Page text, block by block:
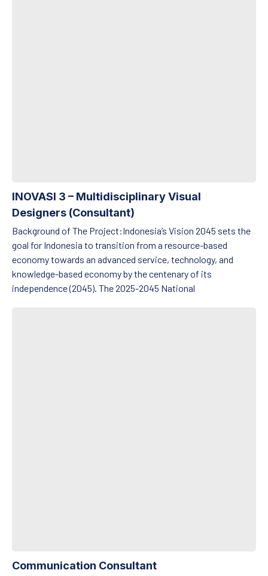
INOVASI 3 – Multidisciplinary Visual
Designers (Consultant)
Background of The Project:Indonesia’s Vision 2045 sets the
goal for Indonesia to transition from a resource-based
economy towards an advanced service, technology, and
knowledge-based economy by the centenary of its
independence (2045). The 2025-2045 National
Communication Consultant
PREVIOUS